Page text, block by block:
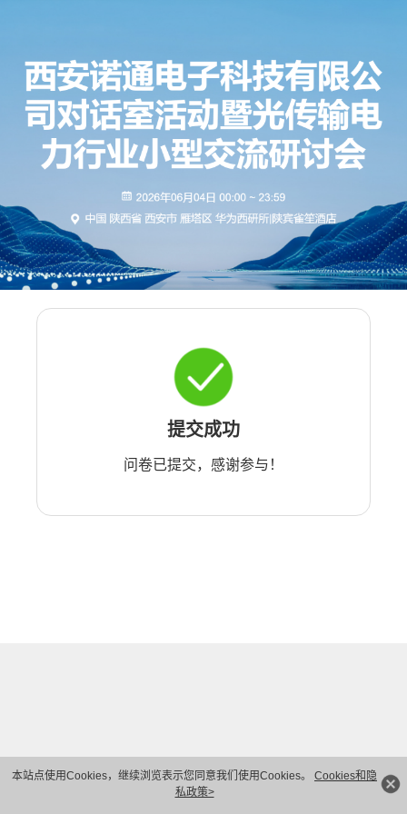
本站点使用Cookies，继续浏览表示您同意我们使用Cookies。 Cookies和隐
私政策>
提交成功
问卷已提交，感谢参与！